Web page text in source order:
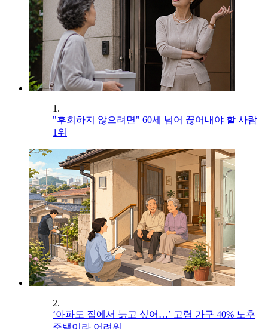
1.
"후회하지 않으려면" 60세 넘어 끊어내야 할 사람
1위
2.
‘아파도 집에서 늙고 싶어…’ 고령 가구 40% 노후